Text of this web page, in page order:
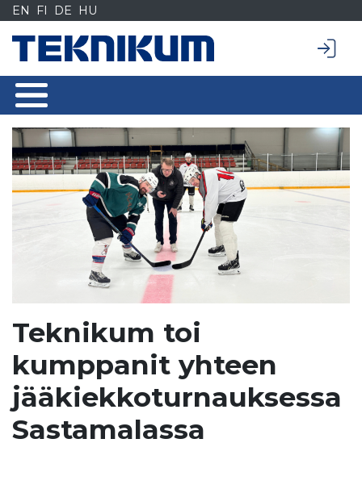
Siirry
sisältöön
EN FI DE HU
Teknikum toi
kumppanit yhteen
jääkiekkoturnauksessa
Sastamalassa